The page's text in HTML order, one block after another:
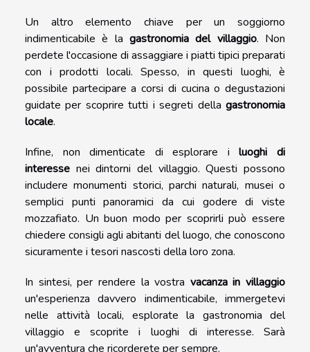
Un altro elemento chiave per un soggiorno
indimenticabile è la gastronomia del villaggio. Non
perdete l'occasione di assaggiare i piatti tipici preparati
con i prodotti locali. Spesso, in questi luoghi, è
possibile partecipare a corsi di cucina o degustazioni
guidate per scoprire tutti i segreti della gastronomia
locale.
Infine, non dimenticate di esplorare iluoghi di
interesse nei dintorni del villaggio. Questi possono
includere monumenti storici, parchi naturali, musei o
semplici punti panoramici da cui godere di viste
mozzafiato. Un buon modo per scoprirli può essere
chiedere consigli agli abitanti del luogo, che conoscono
sicuramente i tesori nascosti della loro zona.
In sintesi, per rendere la vostra vacanza in villaggio
un'esperienza davvero indimenticabile, immergetevi
nelle attività locali, esplorate la gastronomia del
villaggio e scoprite i luoghi di interesse. Sarà
un'avventura che ricorderete per sempre.